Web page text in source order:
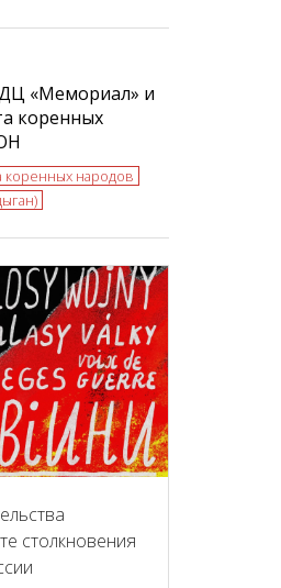
«Мемориал» и
коренных
коренных народов
столкновения